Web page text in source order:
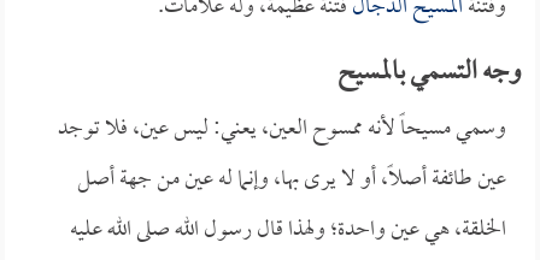
وجه التسمي بالمسيح
وسمي مسيحاً لأنه ممسوح العين، يعني: ليس عين، فلا توجد
عين طائفة أصلاً، أو لا يرى بها، وإنما له عين من جهة أصل
الخلقة، هي عين واحدة؛ ولهذا قال رسول الله صلى الله عليه